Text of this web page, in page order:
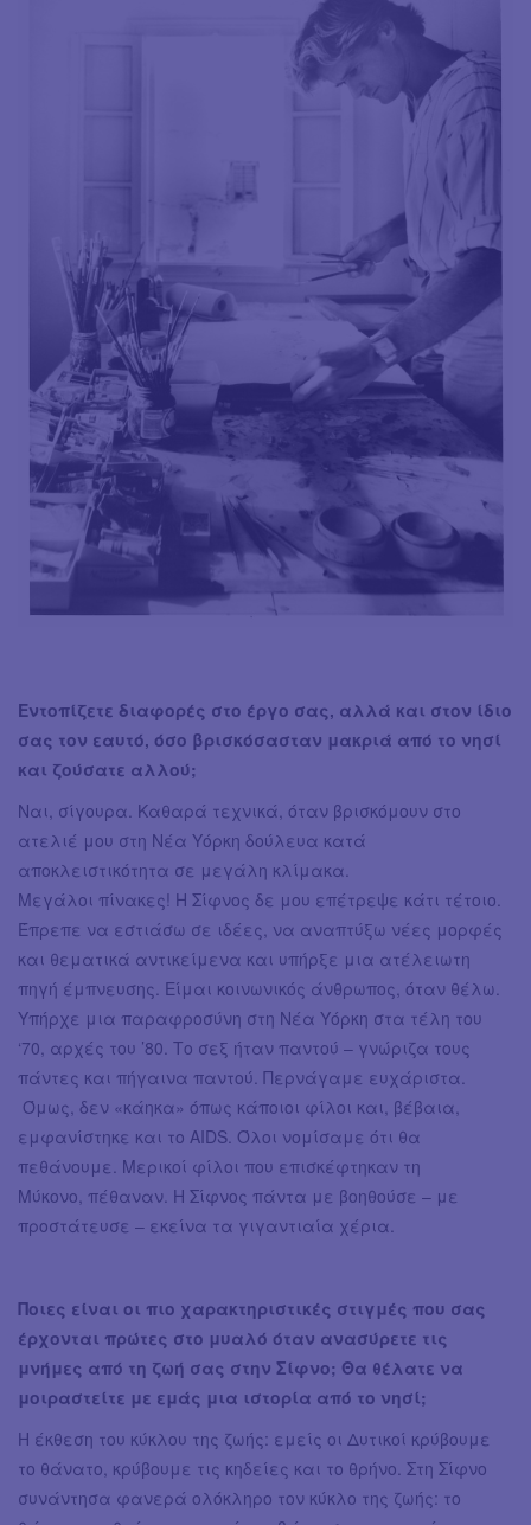
Εντοπίζετε διαφορές στο έργο σας, αλλά και στον ίδιο
σας τον εαυτό, όσο βρισκόσασταν μακριά από το νησί
και ζούσατε αλλού;
Ναι, σίγουρα. Καθαρά τεχνικά, όταν βρισκόμουν στο
ατελιέ μου στη Νέα Υόρκη δούλευα κατά
αποκλειστικότητα σε μεγάλη κλίμακα.
Μεγάλοι πίνακες! Η Σίφνος δε μου επέτρεψε κάτι τέτοιο.
Έπρεπε να εστιάσω σε ιδέες, να αναπτύξω νέες μορφές
και θεματικά αντικείμενα και υπήρξε μια ατέλειωτη
πηγή έμπνευσης. Είμαι κοινωνικός άνθρωπος, όταν θέλω.
Υπήρχε μια παραφροσύνη στη Νέα Υόρκη στα τέλη του
‘70, αρχές του ’80. Το σεξ ήταν παντού – γνώριζα τους
πάντες και πήγαινα παντού. Περνάγαμε ευχάριστα.
Όμως, δεν «κάηκα» όπως κάποιοι φίλοι και, βέβαια,
εμφανίστηκε και το AIDS. Όλοι νομίσαμε ότι θα
πεθάνουμε. Μερικοί φίλοι που επισκέφτηκαν τη
Μύκονο, πέθαναν. Η Σίφνος πάντα με βοηθούσε – με
προστάτευσε – εκείνα τα γιγαντιαία χέρια.
Ποιες είναι οι πιο χαρακτηριστικές στιγμές που σας
έρχονται πρώτες στο μυαλό όταν ανασύρετε τις
μνήμες από τη ζωή σας στην Σίφνο; Θα θέλατε να
μοιραστείτε με εμάς μια ιστορία από το νησί;
Η έκθεση του κύκλου της ζωής: εμείς οι Δυτικοί κρύβουμε
το θάνατο, κρύβουμε τις κηδείες και το θρήνο. Στη Σίφνο
συνάντησα φανερά ολόκληρο τον κύκλο της ζωής: το